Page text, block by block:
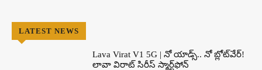
LATEST NEWS
Lava Virat V1 5G | నో యాడ్స్.. నో బ్లోట్‌వేర్!
లావా విరాట్ సిరీస్ స్మార్ట్‌ఫోన్​